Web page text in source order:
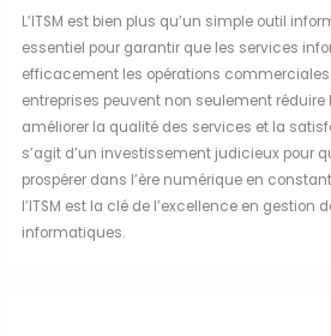
L’ITSM est bien plus qu’un simple outil
essentiel pour garantir que les services
efficacement les opérations commerciales.
entreprises peuvent non seulement
améliorer la qualité des services et la
s’agit d’un investissement judicieux pour
prospérer dans l’ère numérique en
l’ITSM est la clé de l’excellence en gestion
informatiques.